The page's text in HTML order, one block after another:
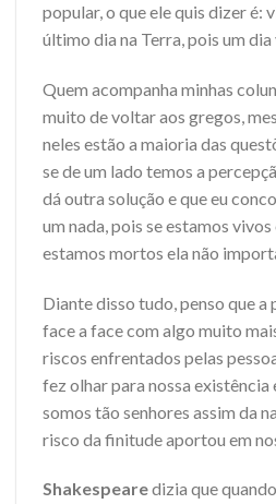
popular, o que ele quis dizer é:
último dia na Terra, pois um
Quem acompanha minhas
muito de voltar aos gregos,
neles estão a maioria das
se de um lado temos a
dá outra solução e que eu
um nada, pois se estamos vivos
estamos mortos ela não
Diante disso tudo, penso que a
face a face com algo muito
riscos enfrentados pelas
fez olhar para nossa existência
somos tão senhores assim da
risco da finitude aportou em
Shakespearedizia que